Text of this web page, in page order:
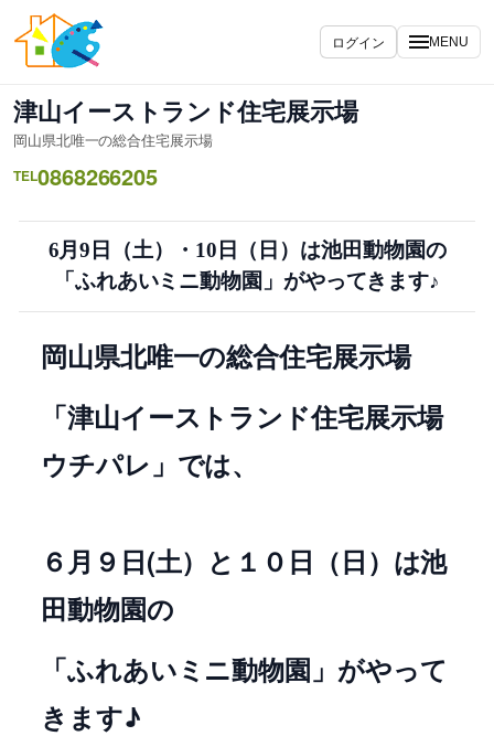
容
ス
キ
ッ
プ
ログイン MENU
津山イーストランド住宅展示場
岡山県北唯一の総合住宅展示場
TEL0868266205
6月9日（土）・10日（日）は池田動物園の
「ふれあいミニ動物園」がやってきます♪
岡山県北唯一の総合住宅展示場
「津山イーストランド住宅展示場
ウチパレ」では、
６月９日(土）と１０日（日）は池
田動物園の
「ふれあいミニ動物園」がやって
きます♪